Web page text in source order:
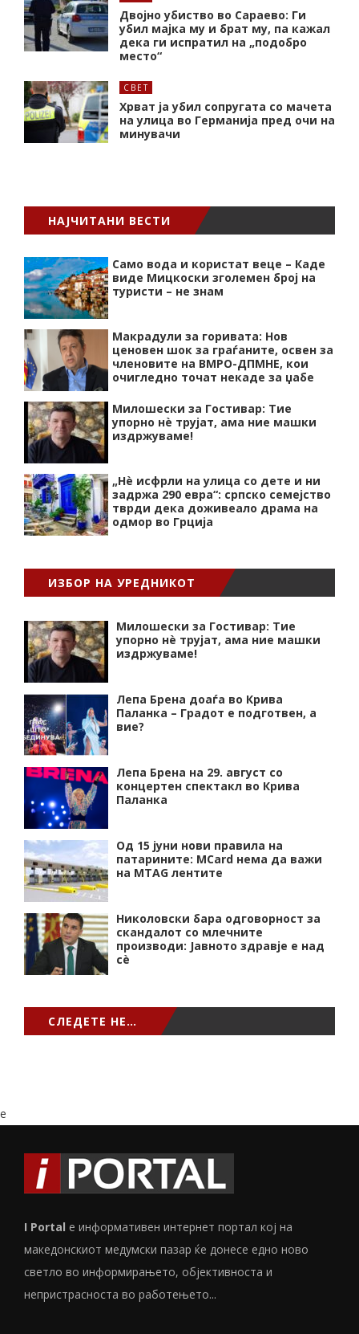
Двојно убиство во Сараево: Ги
убил мајка му и брат му, па кажал
дека ги испратил на „подобро
место“
СВЕТ
Хрват ја убил сопругата со мачета
на улица во Германија пред очи на
минувачи
НАЈЧИТАНИ ВЕСТИ
Само вода и користат веце – Каде
виде Мицкоски зголемен број на
туристи – не знам
Макрадули за горивата: Нов
ценовен шок за граѓаните, освен за
членовите на ВМРО-ДПМНЕ, кои
очигледно точат некаде за џабе
Милошески за Гостивар: Тие
упорно нѐ трујат, ама ние машки
издржуваме!
„Нѐ исфрли на улица со дете и ни
задржа 290 евра“: српско семејство
тврди дека доживеало драма на
одмор во Грција
ИЗБОР НА УРЕДНИКОТ
Милошески за Гостивар: Тие
упорно нѐ трујат, ама ние машки
издржуваме!
Лепа Брена доаѓа во Крива
Паланка – Градот е подготвен, а
вие?
Лепа Брена на 29. август со
концертен спектакл во Крива
Паланка
Од 15 јуни нови правила на
патарините: MCard нема да важи
на MTAG лентите
Николовски бара одговорност за
скандалот со млечните
производи: Јавното здравје е над
сѐ
СЛЕДЕТЕ НЕ…
e
I Portal е информативен интернет портал кој на
македонскиот медумски пазар ќе донесе едно ново
светло во информирањето, објективноста и
непристрасноста во работењето...